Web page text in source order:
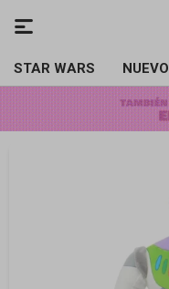
STAR WARS NUEVO
